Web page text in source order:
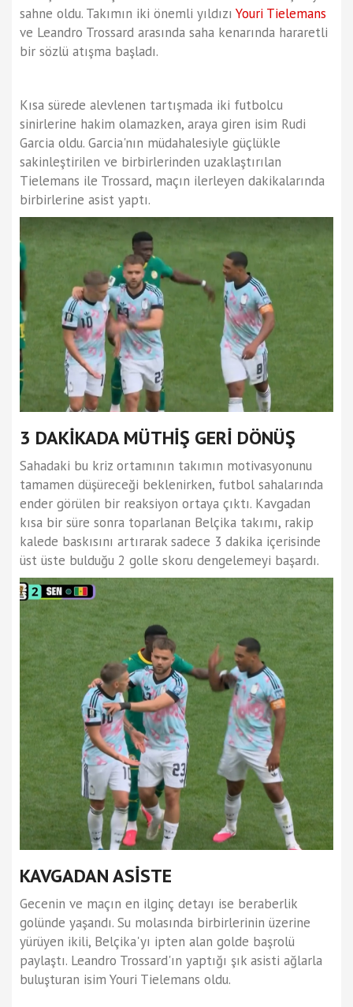
sahne oldu. Takımın iki önemli yıldızı Youri Tielemans
ve Leandro Trossard arasında saha kenarında hararetli
bir sözlü atışma başladı.
Kısa sürede alevlenen tartışmada iki futbolcu
sinirlerine hakim olamazken, araya giren isim Rudi
Garcia oldu. Garcia'nın müdahalesiyle güçlükle
sakinleştirilen ve birbirlerinden uzaklaştırılan
Tielemans ile Trossard, maçın ilerleyen dakikalarında
birbirlerine asist yaptı.
3 DAKİKADA MÜTHİŞ GERİ DÖNÜŞ
Sahadaki bu kriz ortamının takımın motivasyonunu
tamamen düşüreceği beklenirken, futbol sahalarında
ender görülen bir reaksiyon ortaya çıktı. Kavgadan
kısa bir süre sonra toparlanan Belçika takımı, rakip
kalede baskısını artırarak sadece 3 dakika içerisinde
üst üste bulduğu 2 golle skoru dengelemeyi başardı.
KAVGADAN ASİSTE
Gecenin ve maçın en ilginç detayı ise beraberlik
golünde yaşandı. Su molasında birbirlerinin üzerine
yürüyen ikili, Belçika'yı ipten alan golde başrolü
paylaştı. Leandro Trossard'ın yaptığı şık asisti ağlarla
buluşturan isim Youri Tielemans oldu.